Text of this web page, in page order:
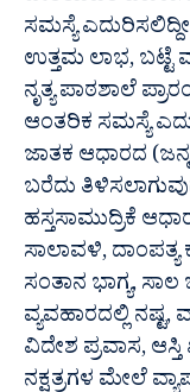
ಸಮಸ್ಯೆ
ಉತ್ತಮ ಲಾಭ, ಬಟ್ಟೆ
ನೃತ್ಯ ಪಾಠಶಾಲೆ
ಆಂತರಿಕ ಸಮಸ್ಯೆ
ಜಾತಕ ಆಧಾರದ
ಬರೆದು
ಹಸ್ತಸಾಮುದ್ರಿಕೆ
ಸಾಲಾವಳಿ,
ಸಂತಾನ ಭಾಗ್ಯ,
ವ್ಯವಹಾರದಲ್ಲಿ ನಷ್ಟ,
ವಿದೇಶ ಪ್ರವಾಸ,
ನಕ್ಷತ್ರಗಳ ಮೇಲೆ